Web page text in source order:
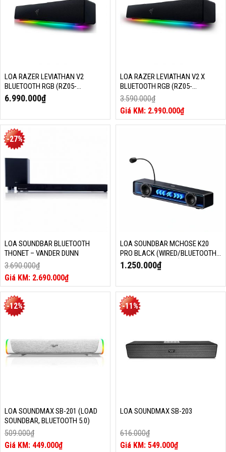
LOA RAZER LEVIATHAN V2
BLUETOOTH RGB (RZ05-
03920100-R3G1)
6.990.000₫
LOA RAZER LEVIATHAN V2 X
BLUETOOTH RGB (RZ05-
04280100-R3M1)
3.590.000₫
Giá
gốc
là:
2.990.000₫
Giá
hiện
2.990.000₫.
-27%
LOA SOUNDBAR BLUETOOTH
THONET – VANDER DUNN
3.690.000₫
Giá
gốc
là:
3.690.000₫.
2.690.000₫
Giá
hiện
tại
là:
LOA SOUNDBAR MCHOSE K20
PRO BLACK (WIRED/BLUETOOTH,
RGB, ÂM THANH GIẢ LẬP 7.1)
1.250.000₫
-12%
LOA SOUNDMAX SB-201 (LOAD
SOUNDBAR, BLUETOOTH 5.0)
509.000₫
Giá
449.000₫
-11%
LOA SOUNDMAX SB-203
616.000₫
Giá
549.000₫